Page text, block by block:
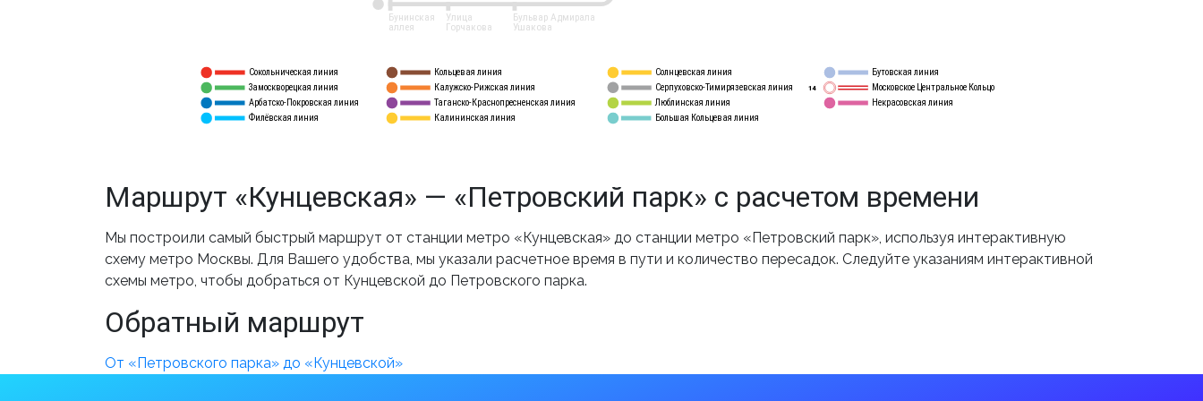
Сокольническая линия
Замоскворецкая линия
Арбатско-Покровская линия
Филёвская линия
Кольцевая линия
Калужско-Рижская линия
Таганско-Краснопресненская линия
Калининская линия
Солнцевская линия
Серпуховско-Тимирязевская линия
Люблинская линия
Бутовская линия
Московское Центральное Кольцо
Большая Кольцевая линия
Некрасовская линия
14
Бульвар Адмирала
Ушакова
Улица
Горчакова
Бунинская
аллея
Маршрут «Кунцевская» — «Петровский парк» с расчетом времени
Мы построили самый быстрый маршрут от станции метро «Кунцевская» до станции метро «Петровский парк», используя интерактивную
схему метро Москвы. Для Вашего удобства, мы указали расчетное время в пути и количество пересадок. Следуйте указаниям интерактивной
схемы метро, чтобы добраться от Кунцевской до Петровского парка.
Обратный маршрут
От «Петровского парка» до «Кунцевской»